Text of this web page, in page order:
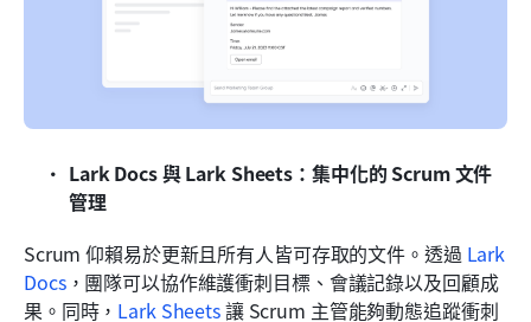
Lark Docs 與 Lark Sheets：集中化的 Scrum 文件
管理
Scrum 仰賴易於更新且所有人皆可存取的文件。透過 Lark
Docs，團隊可以協作維護衝刺目標、會議記錄以及回顧成
果。同時， Lark Sheets 讓 Scrum 主管能夠動態追蹤衝刺